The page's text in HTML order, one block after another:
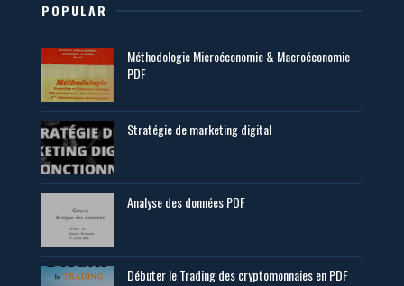
POPULAR
Méthodologie Microéconomie & Macroéconomie
PDF
Stratégie de marketing digital
Analyse des données PDF
Débuter le Trading des cryptomonnaies en PDF